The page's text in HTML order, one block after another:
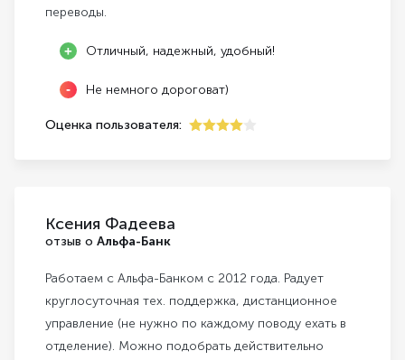
переводы.
Отличный, надежный, удобный!
Не немного дороговат)
Оценка пользователя:
Ксения Фадеева
отзыв о Альфа-Банк
Работаем с Альфа-Банком с 2012 года. Радует
круглосуточная тех. поддержка, дистанционное
управление (не нужно по каждому поводу ехать в
отделение). Можно подобрать действительно